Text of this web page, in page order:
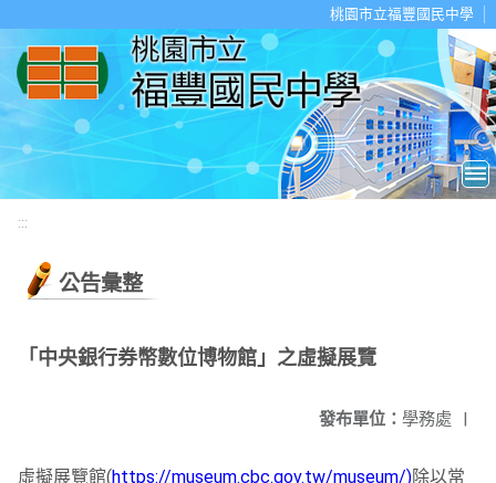
桃園市立福豐國民中學
:::
公告彙整
「中央銀行券幣數位博物館」之虛擬展覽
發布單位： 學務處 |
虛擬展覽館(https://museum.cbc.gov.tw/museum/)除以常